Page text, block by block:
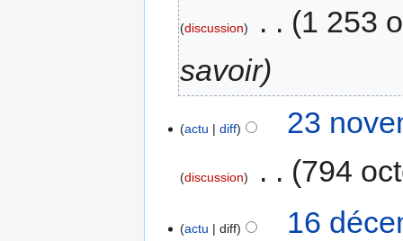
discussion
1 253
savoir
actu diff 23
discussion 794
actu diff 16